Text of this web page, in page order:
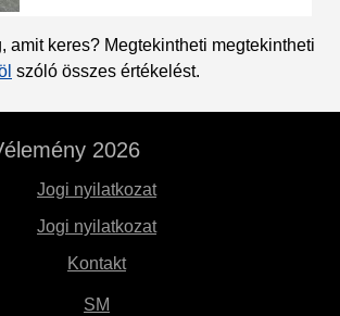
amit keres? Megtekintheti megtekintheti
szóló összes értékelést.
2026
Jogi nyilatkozat
Jogi nyilatkozat
Kontakt
SM